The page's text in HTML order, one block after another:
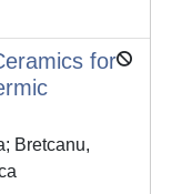
for
Bretcanu,